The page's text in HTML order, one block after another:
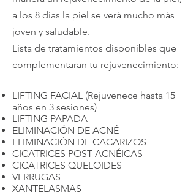
a los 8 días la piel se verá mucho más
joven y saludable.
Lista de tratamientos disponibles que
complementaran tu rejuvenecimiento:
LIFTING FACIAL (Rejuvenece hasta 15
años en 3 sesiones)
LIFTING PAPADA
ELIMINACIÓN DE ACNÉ
ELIMINACIÓN DE CACARIZOS
CICATRICES POST ACNÉICAS
CICATRICES QUELOIDES
VERRUGAS
XANTELASMAS